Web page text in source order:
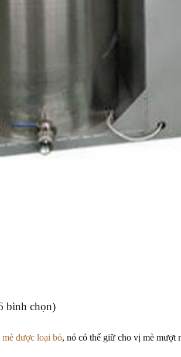
bình chọn)
mè được loại bỏ, nó có thể giữ cho vị mè mượt